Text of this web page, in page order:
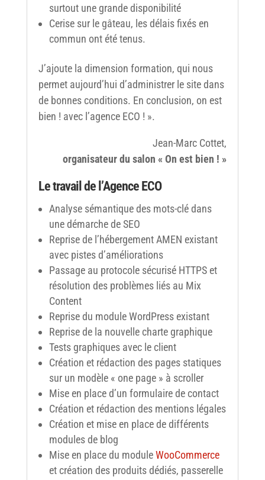
surtout une grande disponibilité
Cerise sur le gâteau, les délais fixés en
commun ont été tenus.
J’ajoute la dimension formation, qui nous
permet aujourd’hui d’administrer le site dans
de bonnes conditions. En conclusion, on est
bien ! avec l’agence ECO ! ».
Jean-Marc Cottet,
organisateur du salon « On est bien ! »
Le travail de l’Agence ECO
Analyse sémantique des mots-clé dans
une démarche de SEO
Reprise de l’hébergement AMEN existant
avec pistes d’améliorations
Passage au protocole sécurisé HTTPS et
résolution des problèmes liés au Mix
Content
Reprise du module WordPress existant
Reprise de la nouvelle charte graphique
Tests graphiques avec le client
Création et rédaction des pages statiques
sur un modèle « one page » à scroller
Mise en place d’un formulaire de contact
Création et rédaction des mentions légales
Création et mise en place de différents
modules de blog
Mise en place du moduleWooCommerce
et création des produits dédiés, passerelle